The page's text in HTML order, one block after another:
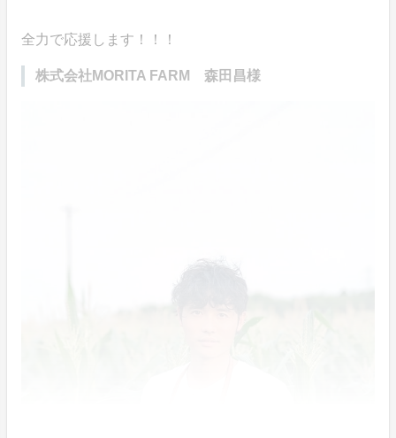
全力で応援します！！！
株式会社MORITA FARM 森田昌様